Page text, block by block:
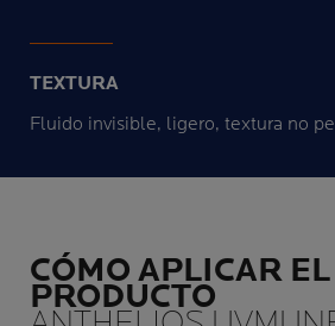
TEXTURA
Fluido invisible, ligero, textura no
CÓMO APLICAR EL
PRODUCTO